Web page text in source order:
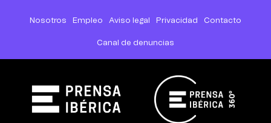
Nosotros Empleo Aviso legal Privacidad Contacto
Canal de denuncias